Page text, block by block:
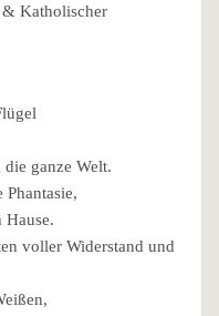
& Katholischer
ganze Welt.
Hause.
voller Widerstand und